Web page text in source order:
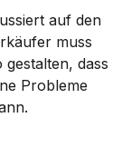
auf den
muss
dass
Probleme